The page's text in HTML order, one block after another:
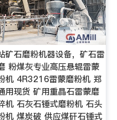
矿石磨粉机器设备，矿石雷
粉煤灰专业高压悬辊雷蒙
机 4R3216雷蒙磨粉机 郑
用现货 矿用重晶石雷蒙磨
机 石灰石锤式磨粉机 石头
机 煤炭破 供应煤矸石锤式